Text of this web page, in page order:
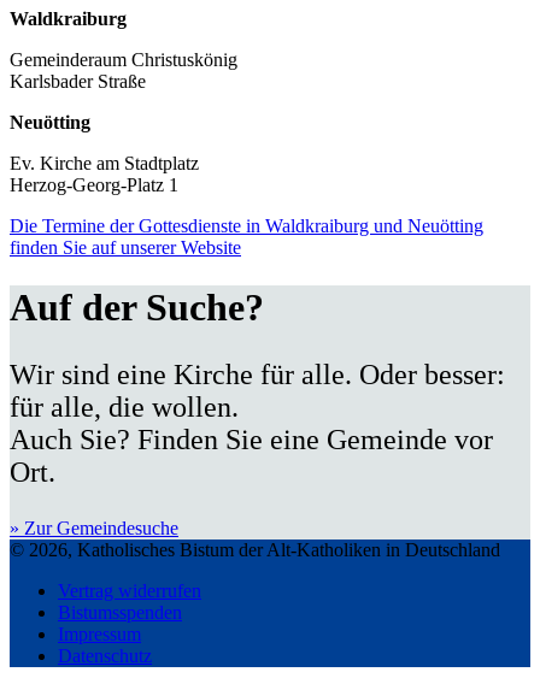
Waldkraiburg
Gemeinderaum Christuskönig
Karlsbader Straße
Neuötting
Ev. Kirche am Stadtplatz
Herzog-Georg-Platz 1
Die Termine der Gottesdienste in Waldkraiburg und Neuötting
finden Sie auf unserer Website
Auf der Suche?
Wir sind eine Kirche für alle. Oder besser:
für alle, die wollen.
Auch Sie? Finden Sie eine Gemeinde vor
Ort.
» Zur Gemeindesuche
© 2026, Katholisches Bistum der Alt-Katholiken in Deutschland
Vertrag widerrufen
Bistumsspenden
Impressum
Datenschutz